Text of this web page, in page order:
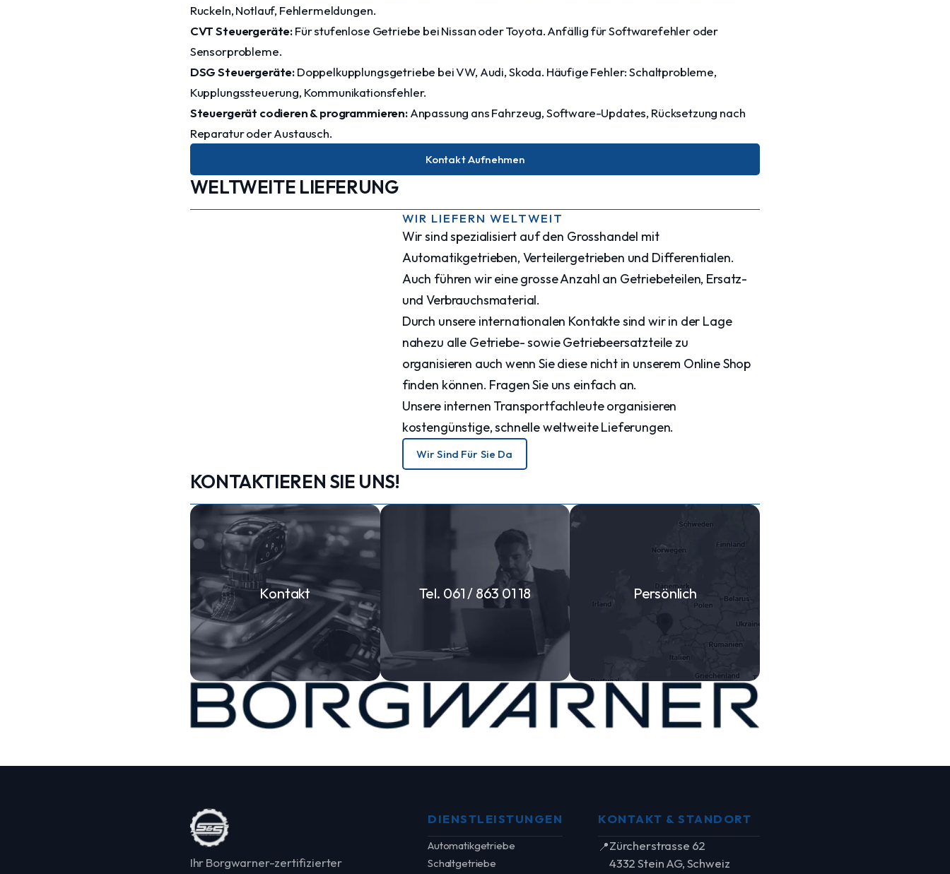
Ruckeln, Notlauf, Fehlermeldungen.
CVT Steuergeräte:Für stufenlose Getriebe bei Nissan oder Toyota. Anfällig für Softwarefehler oder
Sensorprobleme.
DSG Steuergeräte:Doppelkupplungsgetriebe bei VW, Audi, Skoda. Häufige Fehler: Schaltprobleme,
Kupplungssteuerung, Kommunikationsfehler.
Steuergerät codieren & programmieren:Anpassung ans Fahrzeug, Software-Updates, Rücksetzung nach
Reparatur oder Austausch.
Kontakt Aufnehmen
WELTWEITE LIEFERUNG
WIR LIEFERN WELTWEIT
Wir sind spezialisiert auf den Grosshandel mit
Automatikgetrieben, Verteilergetrieben und Differentialen.
Auch führen wir eine grosse Anzahl an Getriebeteilen, Ersatz-
und Verbrauchsmaterial.
Durch unsere internationalen Kontakte sind wir in der Lage
nahezu alle Getriebe- sowie Getriebeersatzteile zu
organisieren auch wenn Sie diese nicht in unserem Online Shop
finden können. Fragen Sie uns einfach an.
Unsere internen Transportfachleute organisieren
kostengünstige, schnelle weltweite Lieferungen.
Wir Sind Für Sie Da
KONTAKTIEREN SIE UNS!
Kontakt Tel. 061 / 863 01 18 Persönlich
Ihr Borgwarner-zertifizierter
DIENSTLEISTUNGEN
Automatikgetriebe
Schaltgetriebe
KONTAKT & STANDORT
📍Zürcherstrasse 62
4332 Stein AG, Schweiz